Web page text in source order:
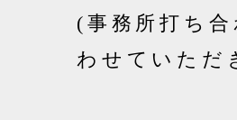
(事務所打ち
わせていただ